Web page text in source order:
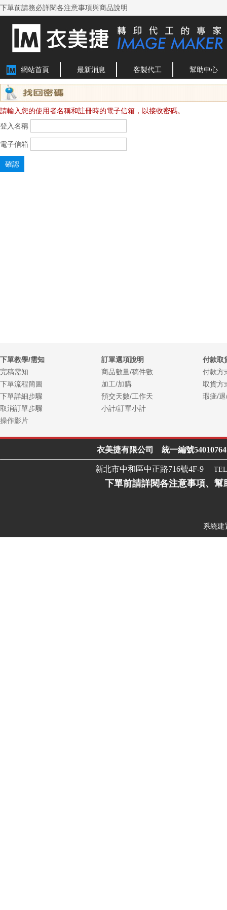
下單前請務必詳閱各注意事項與商品說明
網站首頁 最新消息 客製代工 幫助中心
請輸入您的使用者名稱和註冊時的電子信箱，以接收密碼。
登入名稱
電子信箱
確認
下單教學/需知
完稿需知
下單流程簡圖
下單詳細步驟
取消訂單步驟
操作影片
訂單選項說明
商品數量/稿件數
加工/加購
預交天數/工作天
小計/訂單小計
付款取
付款方
取貨方
瑕疵/
衣美捷有限公司 統一編號
新北市中和區中正路716號4F-9
下單前請詳閱各注意事項、幫
系統建